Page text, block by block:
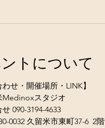
トについて
わせ・開催場所・LINK】
Medinoxスタジオ
090-3194-4633
0032 久留米市東町37-6  2階